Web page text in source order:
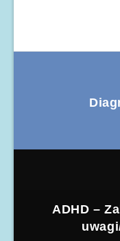
ADHD –